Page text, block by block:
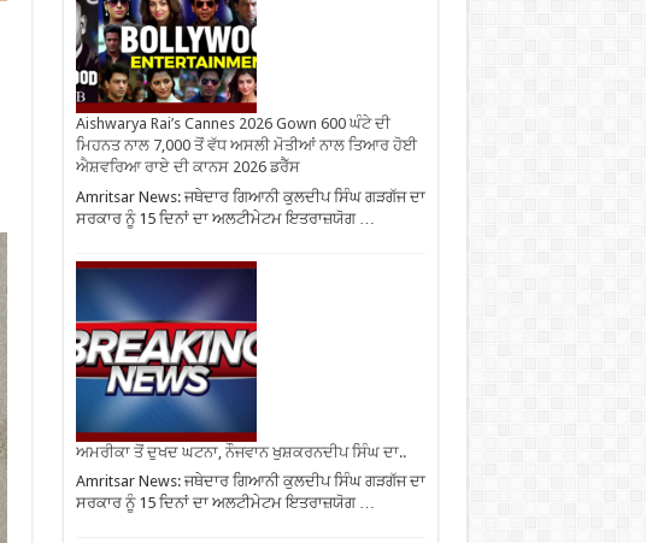
Aishwarya Rai’s Cannes 2026 Gown 600 ਘੰਟੇ ਦੀ
ਮਿਹਨਤ ਨਾਲ 7,000 ਤੋਂ ਵੱਧ ਅਸਲੀ ਮੋਤੀਆਂ ਨਾਲ ਤਿਆਰ ਹੋਈ
ਐਸ਼ਵਰਿਆ ਰਾਏ ਦੀ ਕਾਨਸ 2026 ਡਰੈੱਸ
Amritsar News: ਜਥੇਦਾਰ ਗਿਆਨੀ ਕੁਲਦੀਪ ਸਿੰਘ ਗੜਗੱਜ ਦਾ
ਸਰਕਾਰ ਨੂੰ 15 ਦਿਨਾਂ ਦਾ ਅਲਟੀਮੇਟਮ ਇਤਰਾਜ਼ਯੋਗ …
ਅਮਰੀਕਾ ਤੋਂ ਦੁਖਦ ਘਟਨਾ, ਨੌਜਵਾਨ ਖੁਸ਼ਕਰਨਦੀਪ ਸਿੰਘ ਦਾ..
Amritsar News: ਜਥੇਦਾਰ ਗਿਆਨੀ ਕੁਲਦੀਪ ਸਿੰਘ ਗੜਗੱਜ ਦਾ
ਸਰਕਾਰ ਨੂੰ 15 ਦਿਨਾਂ ਦਾ ਅਲਟੀਮੇਟਮ ਇਤਰਾਜ਼ਯੋਗ …